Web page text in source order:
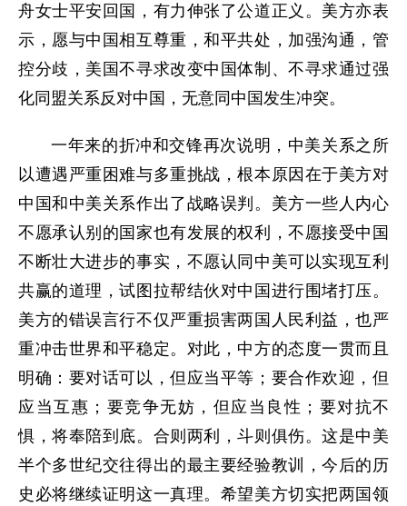
舟女士平安回国，有力伸张了公道正义。美方亦表
示，愿与中国相互尊重，和平共处，加强沟通，管
控分歧，美国不寻求改变中国体制、不寻求通过强
化同盟关系反对中国，无意同中国发生冲突。
一年来的折冲和交锋再次说明，中美关系之所
以遭遇严重困难与多重挑战，根本原因在于美方对
中国和中美关系作出了战略误判。美方一些人内心
不愿承认别的国家也有发展的权利，不愿接受中国
不断壮大进步的事实，不愿认同中美可以实现互利
共赢的道理，试图拉帮结伙对中国进行围堵打压。
美方的错误言行不仅严重损害两国人民利益，也严
重冲击世界和平稳定。对此，中方的态度一贯而且
明确：要对话可以，但应当平等；要合作欢迎，但
应当互惠；要竞争无妨，但应当良性；要对抗不
惧，将奉陪到底。合则两利，斗则俱伤。这是中美
半个多世纪交往得出的最主要经验教训，今后的历
史必将继续证明这一真理。希望美方切实把两国领